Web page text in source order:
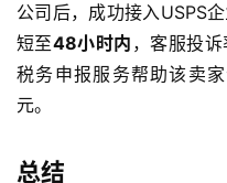
问
答
社
区
生
公司后，成功接入USPS
短至48小时内 ，客服投诉
税务申报服务帮助该卖
元。
总结